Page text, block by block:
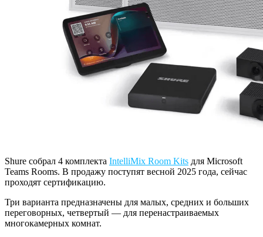
Shure собрал 4 комплекта IntelliMix Room Kits для Microsoft
Teams Rooms. В продажу поступят весной 2025 года, сейчас
проходят сертификацию.
Три варианта предназначены для малых, средних и больших
переговорных, четвертый — для перенастраиваемых
многокамерных комнат.